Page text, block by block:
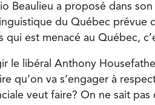
Beaulieu a proposé dans
du Québec prévue
qui est menacé au Québec,
le libéral Anthony
qu’on va s’engager à
veut faire? On ne sait pas